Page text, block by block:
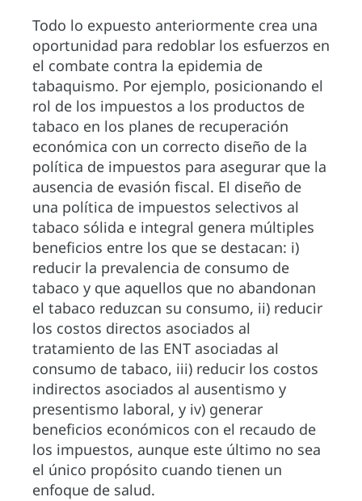
Todo lo expuesto anteriormente crea una
oportunidad para redoblar los esfuerzos en
el combate contra la epidemia de
tabaquismo. Por ejemplo, posicionando el
rol de los impuestos a los productos de
tabaco en los planes de recuperación
económica con un correcto diseño de la
política de impuestos para asegurar que la
ausencia de evasión fiscal. El diseño de
una política de impuestos selectivos al
tabaco sólida e integral genera múltiples
beneficios entre los que se destacan: i)
reducir la prevalencia de consumo de
tabaco y que aquellos que no abandonan
el tabaco reduzcan su consumo, ii) reducir
los costos directos asociados al
tratamiento de las ENT asociadas al
consumo de tabaco, iii) reducir los costos
indirectos asociados al ausentismo y
presentismo laboral, y iv) generar
beneficios económicos con el recaudo de
los impuestos, aunque este último no sea
el único propósito cuando tienen un
enfoque de salud.